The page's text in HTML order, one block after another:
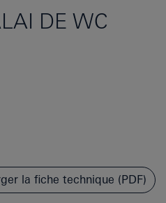
DE WC
la fiche technique (PDF)